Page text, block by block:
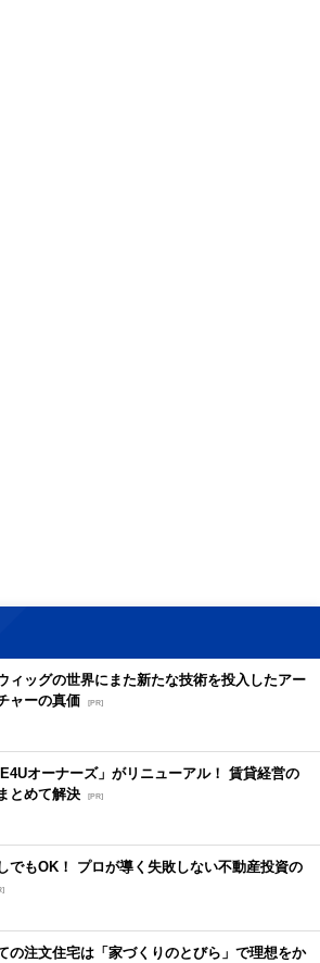
ィッグの世界にまた新たな技術を投入したアー
ャーの真価
[PR]
オーナーズ」がリニューアル！ 賃貸経営の
とめて解決 [PR]
でもOK！ プロが導く失敗しない不動産投資の
の注文住宅は「家づくりのとびら」で理想をか